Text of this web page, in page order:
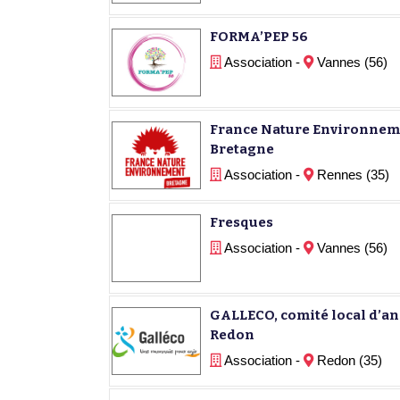
FORMA’PEP 56
Association - Vannes (56)
France Nature
Bretagne
Association - Rennes (35)
Fresques
Association - Vannes (56)
GALLECO, comité local
Redon
Association - Redon (35)